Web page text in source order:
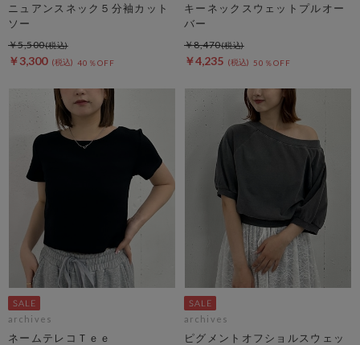
ニュアンスネック５分袖カット
ソー
￥3,300 40％OFF
￥5,500
キーネックスウェットプルオー
バー
￥4,235 50％OFF
￥8,470
archives
ネームテレコＴｅｅ
archives
ピグメントオフショルスウェッ